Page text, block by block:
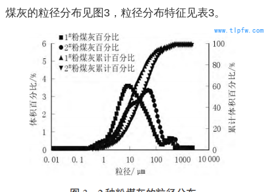
煤灰的粒径分布见图3，粒径分布特征见表3。